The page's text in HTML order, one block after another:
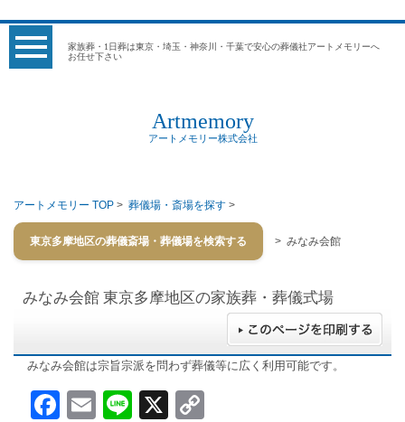
家族葬・1日葬は東京・埼玉・神奈川・千葉で安心の葬儀社アートメモリーへ
お任せ下さい
Artmemory
アートメモリー株式会社
アートメモリー TOP > 葬儀場・斎場を探す >
東京多摩地区の葬儀斎場・葬儀場を検索する > みなみ会館
みなみ会館 東京多摩地区の家族葬・葬儀式場
みなみ会館は宗旨宗派を問わず葬儀等に広く利用可能です。
Facebook
EmailLine
X